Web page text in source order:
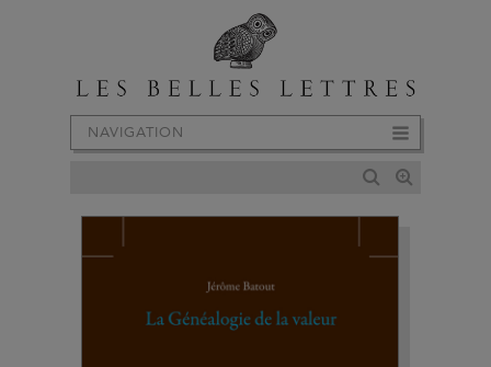
NAVIGATION